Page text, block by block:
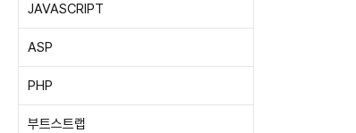
JAVASCRIPT
ASP
PHP
부트스트랩